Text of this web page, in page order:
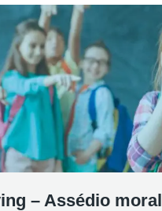
– Assédio moral